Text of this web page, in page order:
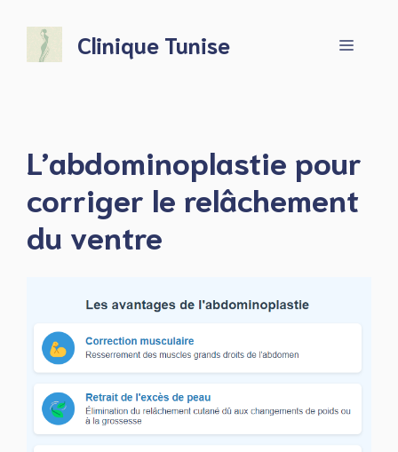
contenu
Clinique Tunise Menu
L’abdominoplastie pour
corriger le relâchement
du ventre